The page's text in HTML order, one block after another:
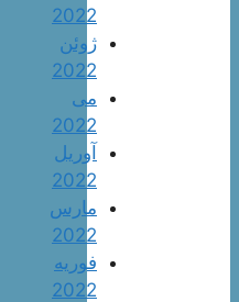
2022
ژوئن
2022
می
2022
آوریل
2022
مارس
2022
فوریه
2022